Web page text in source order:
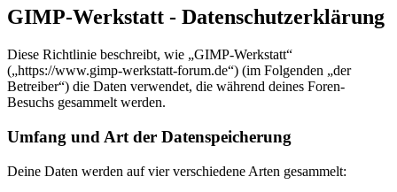
GIMP-Werkstatt - Datenschutzerklärung
Diese Richtlinie beschreibt, wie „GIMP-Werkstatt“
(„https://www.gimp-werkstatt-forum.de“) (im Folgenden „der
Betreiber“) die Daten verwendet, die während deines Foren-
Besuchs gesammelt werden.
Umfang und Art der Datenspeicherung
Deine Daten werden auf vier verschiedene Arten gesammelt: